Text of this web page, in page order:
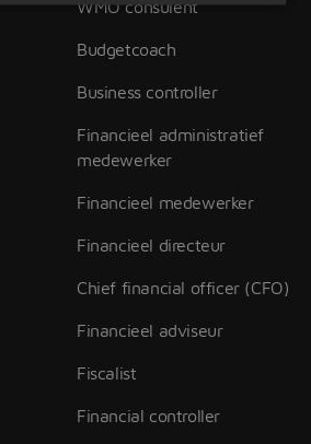
WMO consulent
Budgetcoach
Business controller
Financieel administratief
medewerker
Financieel medewerker
Financieel directeur
Chief financial officer (CFO)
Financieel adviseur
Fiscalist
Financial controller